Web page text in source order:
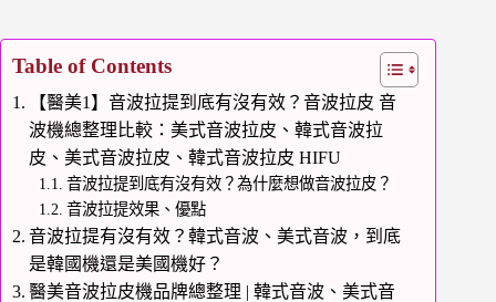
Table of Contents
【醫美1】音波拉提到底有沒有效？音波拉皮 音
波機總整理比較：美式音波拉皮、韓式音波拉
皮、美式音波拉皮、韓式音波拉皮 HIFU
音波拉提到底有沒有效？為什麼想做音波拉皮？
音波拉提效果、優點
音波拉提有沒有效？韓式音波、美式音波，到底
是韓國機還是美國機好？
醫美音波拉皮機品牌總整理 | 韓式音波、美式音